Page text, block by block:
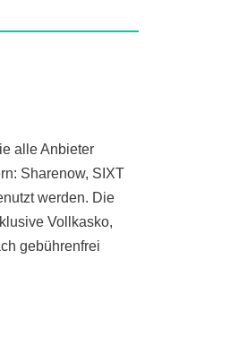
alle Anbieter
Sharenow, SIXT
werden. Die
Vollkasko,
gebührenfrei